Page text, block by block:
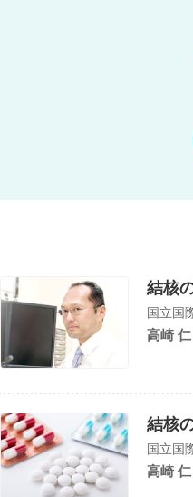
結核
高崎
結核
高崎